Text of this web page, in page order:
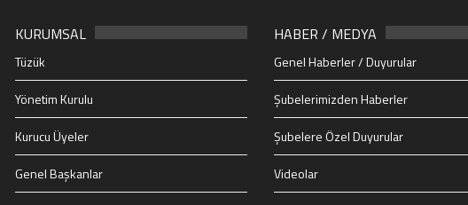
KURUMSAL
Tüzük
Yönetim Kurulu
Kurucu Üyeler
Genel Başkanlar
HABER / MEDYA
Genel Haberler / Duyurular
Şubelerimizden Haberler
Şubelere Özel Duyurular
Videolar